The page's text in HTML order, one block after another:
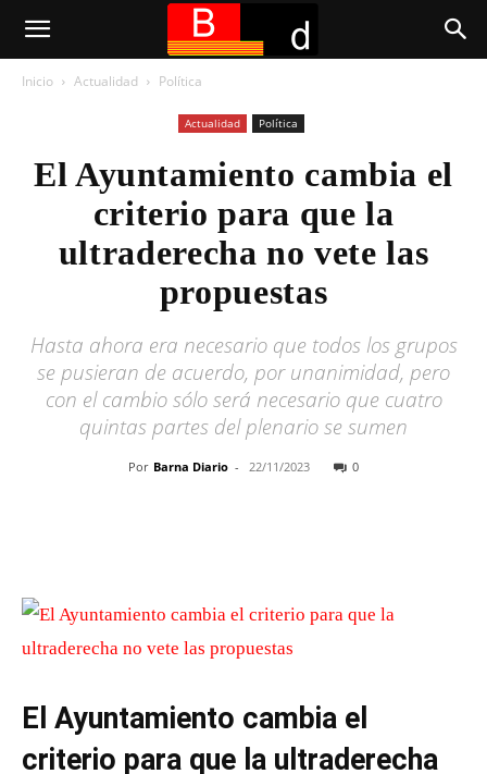
Inicio Actualidad Política
Actualidad Política
El Ayuntamiento cambia el
criterio para que la
ultraderecha no vete las
propuestas
Hasta ahora era necesario que todos los grupos
se pusieran de acuerdo, por unanimidad, pero
con el cambio sólo será necesario que cuatro
quintas partes del plenario se sumen
Por Barna Diario - 22/11/2023 0
El Ayuntamiento cambia el
criterio para que la ultraderecha